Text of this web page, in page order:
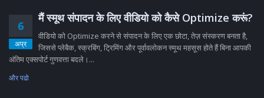
6
अप्र
मैं स्मूथ संपादन के लिए वीडियो को कैसे Optimize करूं?
वीडियो को Optimize करने से संपादन के लिए एक छोटा, तेज़ संस्करण बनता है,
जिससे प्लेबैक, स्क्रबिंग, ट्रिमिंग और पूर्वावलोकन स्मूथ महसूस होते हैं बिना आपकी
अंतिम एक्सपोर्ट गुणवत्ता बदले।...
और पढो